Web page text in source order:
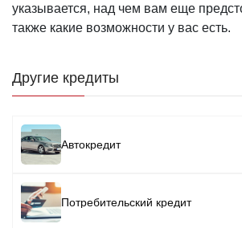
указывается, над чем вам еще
также какие возможности у вас есть.
Другие кредиты
Автокредит
Image
Потребительский кредит
Image